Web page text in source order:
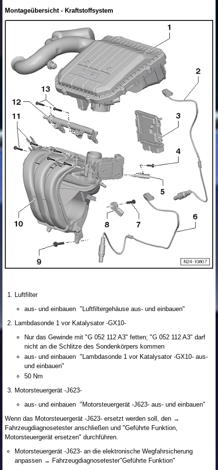
Montageübersicht - Kraftstoffsystem
Luftfilter
aus- und einbauen "Luftfiltergehäuse aus- und einbauen"
Lambdasonde 1 vor Katalysator -GX10-
Nur das Gewinde mit "G 052 112 A3" fetten; "G 052 112 A3" darf
nicht an die Schlitze des Sondenkörpers kommen
aus- und einbauen "Lambdasonde 1 vor Katalysator -GX10- aus-
und einbauen"
50 Nm
Motorsteuergerät -J623-
aus- und einbauen "Motorsteuergerät -J623- aus- und einbauen"
Wenn das Motorsteuergerät -J623- ersetzt werden soll, den →
Fahrzeugdiagnosetester anschließen und "Geführte Funktion,
Motorsteuergerät ersetzen" durchführen.
Motorsteuergerät -J623- an die elektronische Wegfahrsicherung
anpassen → Fahrzeugdiagnosetester"Geführte Funktion"